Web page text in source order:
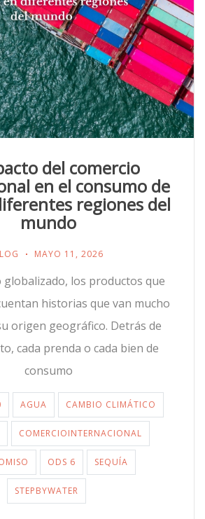
del comercio
en el consumo de
regiones del
mundo
MAYO 11, 2026
globalizado, los productos que
historias que van mucho
origen geográfico. Detrás de
cada prenda o cada bien de
consumo
AGUA CAMBIO CLIMÁTICO
COMERCIOINTERNACIONAL
ODS 6 SEQUÍA
STEPBYWATER